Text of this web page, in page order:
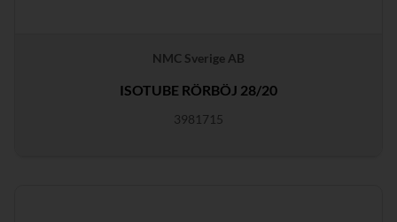
NMC Sverige AB
ISOTUBE RÖRBÖJ 28/20
3981715